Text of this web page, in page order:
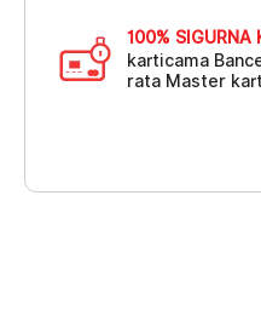
100% SIGURNA
karticama
rata Master